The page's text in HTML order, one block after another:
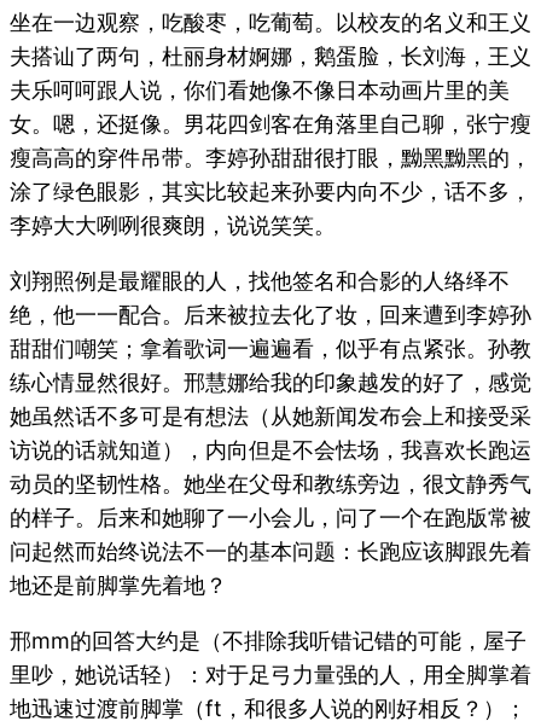
坐在一边观察，吃酸枣，吃葡萄。以校友的名义和王义
夫搭讪了两句，杜丽身材婀娜，鹅蛋脸，长刘海，王义
夫乐呵呵跟人说，你们看她像不像日本动画片里的美
女。嗯，还挺像。男花四剑客在角落里自己聊，张宁瘦
瘦高高的穿件吊带。李婷孙甜甜很打眼，黝黑黝黑的，
涂了绿色眼影，其实比较起来孙要内向不少，话不多，
李婷大大咧咧很爽朗，说说笑笑。
刘翔照例是最耀眼的人，找他签名和合影的人络绎不
绝，他一一配合。后来被拉去化了妆，回来遭到李婷孙
甜甜们嘲笑；拿着歌词一遍遍看，似乎有点紧张。孙教
练心情显然很好。邢慧娜给我的印象越发的好了，感觉
她虽然话不多可是有想法（从她新闻发布会上和接受采
访说的话就知道），内向但是不会怯场，我喜欢长跑运
动员的坚韧性格。她坐在父母和教练旁边，很文静秀气
的样子。后来和她聊了一小会儿，问了一个在跑版常被
问起然而始终说法不一的基本问题：长跑应该脚跟先着
地还是前脚掌先着地？
邢mm的回答大约是（不排除我听错记错的可能，屋子
里吵，她说话轻）：对于足弓力量强的人，用全脚掌着
地迅速过渡前脚掌（ft，和很多人说的刚好相反？）；